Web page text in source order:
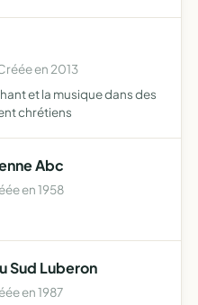
en 2013
et la musique dans des
chrétiens
Abc
en 1958
Sud Luberon
en 1987